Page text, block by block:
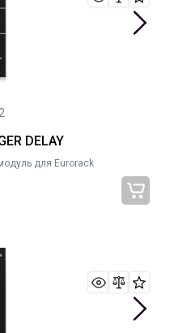
DELAY
для Eurorack